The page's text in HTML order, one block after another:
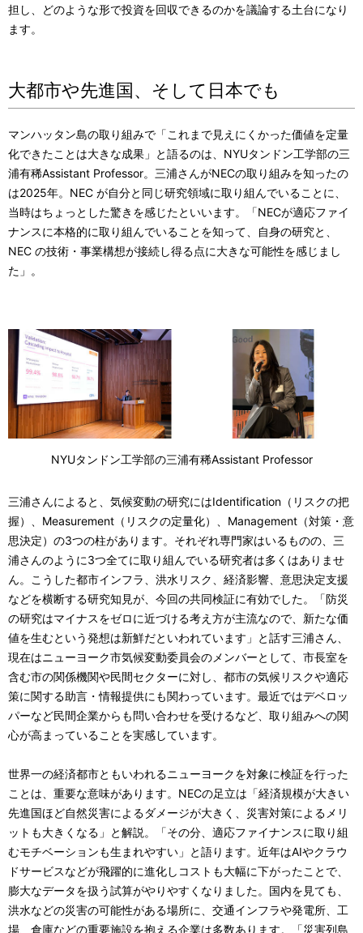
担し、どのような形で投資を回収できるのかを議論する土台になり
ます。
大都市や先進国、そして日本でも
マンハッタン島の取り組みで「これまで見えにくかった価値を定量
化できたことは大きな成果」と語るのは、NYUタンドン工学部の三
浦有稀Assistant Professor。三浦さんがNECの取り組みを知ったの
は2025年。NEC が自分と同じ研究領域に取り組んでいることに、
当時はちょっとした驚きを感じたといいます。「NECが適応ファイ
ナンスに本格的に取り組んでいることを知って、自身の研究と、
NEC の技術・事業構想が接続し得る点に大きな可能性を感じまし
た」。
NYUタンドン工学部の三浦有稀Assistant Professor
三浦さんによると、気候変動の研究にはIdentification（リスクの把
握）、Measurement（リスクの定量化）、Management（対策・意
思決定）の3つの柱があります。それぞれ専門家はいるものの、三
浦さんのように3つ全てに取り組んでいる研究者は多くはありませ
ん。こうした都市インフラ、洪水リスク、経済影響、意思決定支援
などを横断する研究知見が、今回の共同検証に有効でした。「防災
の研究はマイナスをゼロに近づける考え方が主流なので、新たな価
値を生むという発想は新鮮だといわれています」と話す三浦さん、
現在はニューヨーク市気候変動委員会のメンバーとして、市長室を
含む市の関係機関や民間セクターに対し、都市の気候リスクや適応
策に関する助言・情報提供にも関わっています。最近ではデベロッ
パーなど民間企業からも問い合わせを受けるなど、取り組みへの関
心が高まっていることを実感しています。
世界一の経済都市ともいわれるニューヨークを対象に検証を行った
ことは、重要な意味があります。NECの足立は「経済規模が大きい
先進国ほど自然災害によるダメージが大きく、災害対策によるメリ
ットも大きくなる」と解説。「その分、適応ファイナンスに取り組
むモチベーションも生まれやすい」と語ります。近年はAIやクラウ
ドサービスなどが飛躍的に進化しコストも大幅に下がったことで、
膨大なデータを扱う試算がやりやすくなりました。国内を見ても、
洪水などの災害の可能性がある場所に、交通インフラや発電所、工
場、倉庫などの重要施設を抱える企業は多数あります。「災害列島